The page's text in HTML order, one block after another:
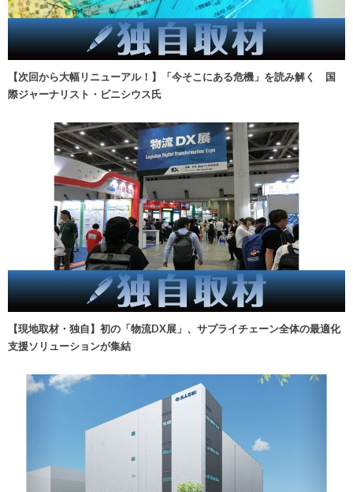
【次回から大幅リニューアル！】「今そこにある危機」を読み解く 国
際ジャーナリスト・ビニシウス氏
【現地取材・独自】初の「物流DX展」、サプライチェーン全体の最適化
支援ソリューションが集結